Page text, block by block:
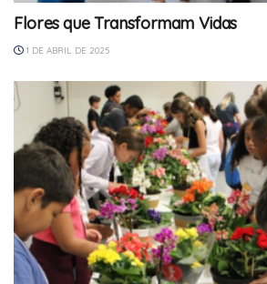
Flores que Transformam Vidas
1 DE ABRIL DE 2025